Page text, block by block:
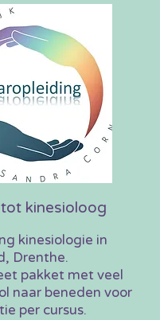
kinesioloog
kinesiologie in
Drenthe.
pakket met veel
naar beneden voor
per cursus.